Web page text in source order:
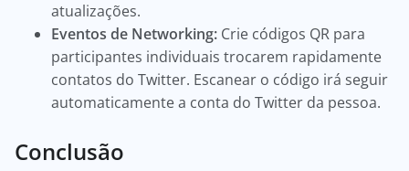
atualizações.
Eventos de Networking: Crie códigos QR para
participantes individuais trocarem rapidamente
contatos do Twitter. Escanear o código irá seguir
automaticamente a conta do Twitter da pessoa.
Conclusão